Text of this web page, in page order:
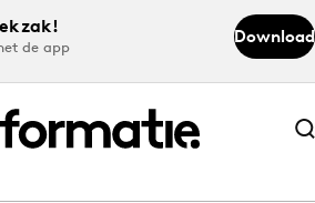
de app
Download
Abonneer nu
Abonneer nu